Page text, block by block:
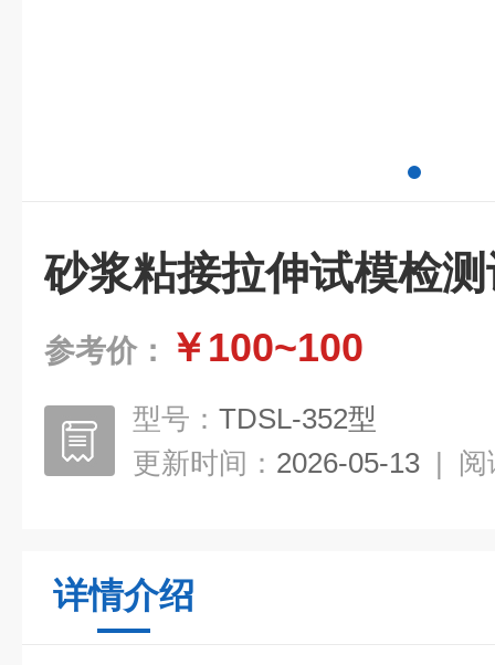
砂浆粘接拉伸试模检
参考价： ￥100~100
型号： TDSL-352型
更新时间： 2026-05-13 | 阅
详情介绍